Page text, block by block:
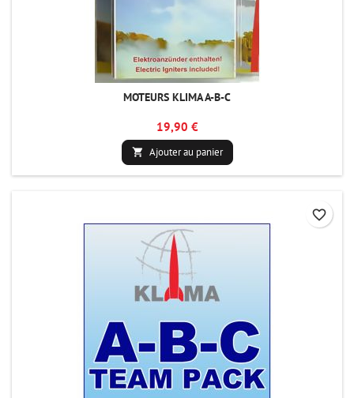
MOTEURS KLIMA A-B-C
19,90 €
 Ajouter au panier
favorite_border